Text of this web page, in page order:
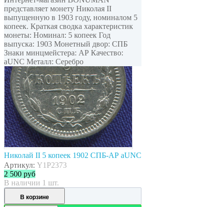
представляет монету Николая II
выпущенную в 1903 году, номиналом 5
копеек. Краткая сводка характеристик
монеты: Номинал: 5 копеек Год
выпуска: 1903 Монетный двор: СПБ
Знаки минцмейстера: АР Качество:
aUNC Металл: Серебро
Николай II 5 копеек 1902 СПБ-АР aUNC
Артикул: Y1P2373
2 500 руб
В наличии 1 шт.
В корзине